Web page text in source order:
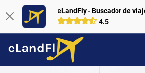
eLandFly - Buscador de
4.5